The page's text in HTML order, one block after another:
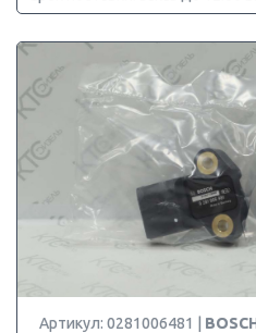
Артикул: 0281006481 |